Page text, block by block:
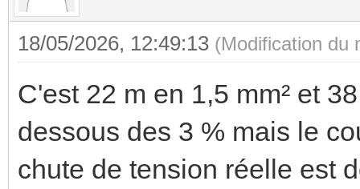
18/05/2026, 12:49:13 (Modification du
C'est 22 m en 1,5 mm² et
dessous des 3 % mais le
chute de tension réelle est